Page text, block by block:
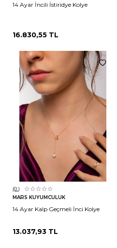
14 Ayar İncili İstiridye Kolye
16.830,55 TL
(0 )
MARS KUYUMCULUK
14 Ayar Kalp Geçmeli İnci Kolye
13.037,93 TL